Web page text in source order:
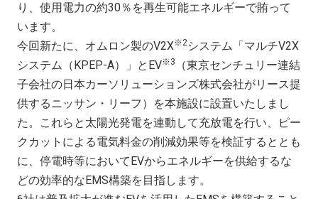
り、使用電力の約30％を再生可能エネルギーで賄って
います。
今回新たに、オムロン製のV2X※2システム「マルチV2X
システム（KPEP-A）」とEV※3
（東京センチュリー連結
子会社の日本カーソリューションズ株式会社がリース提
供するニッサン・リーフ）を本施設に設置いたしまし
た。これらと太陽光発電を連動して充放電を行い、ピー
クカットによる電気料金の削減効果等を検証するととも
に、停電時等においてEVからエネルギーを供給するな
どの効率的なEMS構築を目指します。